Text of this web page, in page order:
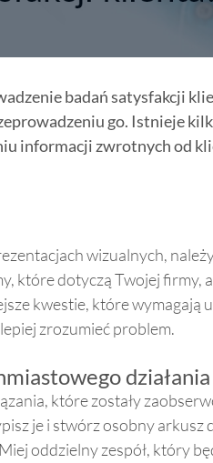
badań satysfakcji
go. Istnieje
informacji zwrotnych od
wizualnych,
które dotyczą Twojej firmy,
kwestie, które wymagają
zrozumieć problem.
działania
które zostały
je i stwórz osobny arkusz
oddzielny zespół, który